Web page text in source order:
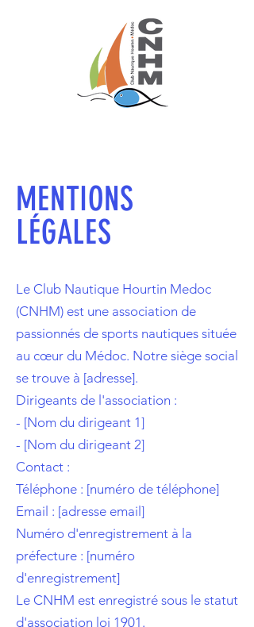
MENTIONS
LÉGALES
Le Club Nautique Hourtin Medoc
(CNHM) est une association de
passionnés de sports nautiques située
au cœur du Médoc. Notre siège social
se trouve à [adresse].
Dirigeants de l'association :
- [Nom du dirigeant 1]
- [Nom du dirigeant 2]
Contact :
Téléphone : [numéro de téléphone]
Email : [adresse email]
Numéro d'enregistrement à la
préfecture : [numéro
d'enregistrement]
Le CNHM est enregistré sous le statut
d'association loi 1901.